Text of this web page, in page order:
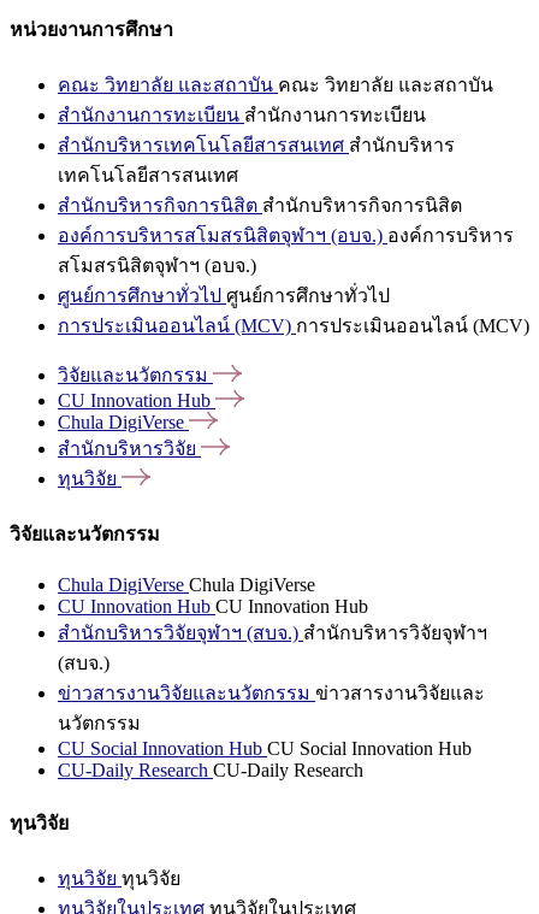
หน่วยงานการศึกษา
คณะ วิทยาลัย และสถาบัน คณะ วิทยาลัย และสถาบัน
สำนักงานการทะเบียน สำนักงานการทะเบียน
สำนักบริหารเทคโนโลยีสารสนเทศ สำนักบริหาร
เทคโนโลยีสารสนเทศ
สำนักบริหารกิจการนิสิต สำนักบริหารกิจการนิสิต
องค์การบริหารสโมสรนิสิตจุฬาฯ (อบจ.) องค์การบริหาร
สโมสรนิสิตจุฬาฯ (อบจ.)
ศูนย์การศึกษาทั่วไป ศูนย์การศึกษาทั่วไป
การประเมินออนไลน์ (MCV) การประเมินออนไลน์ (MCV)
วิจัยและนวัตกรรม
CU Innovation Hub
Chula DigiVerse
สำนักบริหารวิจัย
ทุนวิจัย
วิจัยและนวัตกรรม
Chula DigiVerse Chula DigiVerse
CU Innovation Hub CU Innovation Hub
สำนักบริหารวิจัยจุฬาฯ (สบจ.) สำนักบริหารวิจัยจุฬาฯ
(สบจ.)
ข่าวสารงานวิจัยและนวัตกรรม ข่าวสารงานวิจัยและ
นวัตกรรม
CU Social Innovation Hub CU Social Innovation Hub
CU-Daily Research CU-Daily Research
ทุนวิจัย
ทุนวิจัย ทุนวิจัย
ทุนวิจัยในประเทศ ทุนวิจัยในประเทศ